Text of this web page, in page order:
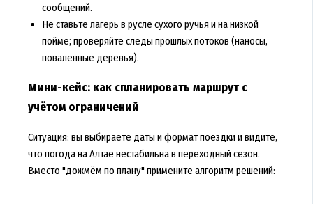
сообщений.
Не ставьте лагерь в русле сухого ручья и на низкой
пойме; проверяйте следы прошлых потоков (наносы,
поваленные деревья).
Мини-кейс: как спланировать маршрут с
учётом ограничений
Ситуация: вы выбираете даты и формат поездки и видите,
что погода на Алтае нестабильна в переходный сезон.
Вместо "дожмём по плану" примените алгоритм решений: